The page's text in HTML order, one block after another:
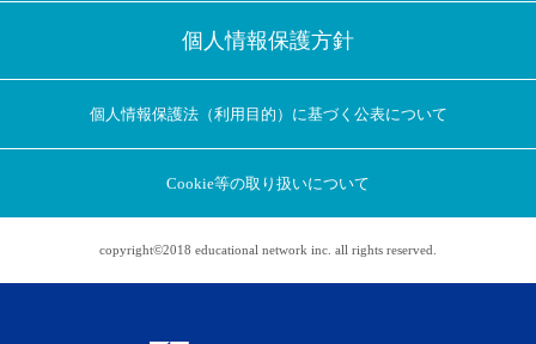
アプリに切り替えてみませんか
個人情報保護方針
個人情報保護法（利用目的）に基づく公表について
Cookie等の取り扱いについて
copyright©2018 educational network inc. all rights reserved.